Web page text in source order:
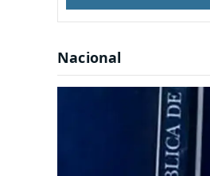
Hace 1 día
Defensa•Hace 1 día
Nacional